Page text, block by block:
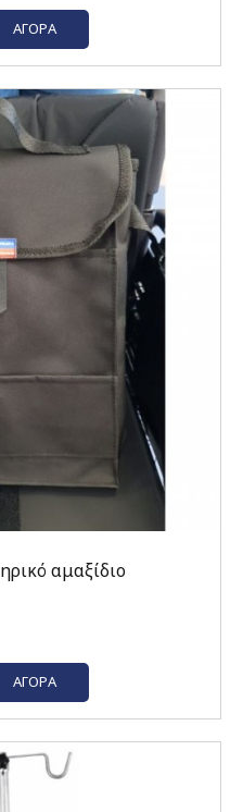
ΑΓΟΡΆ
αμαξίδιο
ΑΓΟΡΆ